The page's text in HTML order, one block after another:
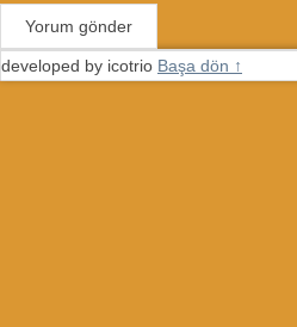
developed by icotrio Başa dön ↑